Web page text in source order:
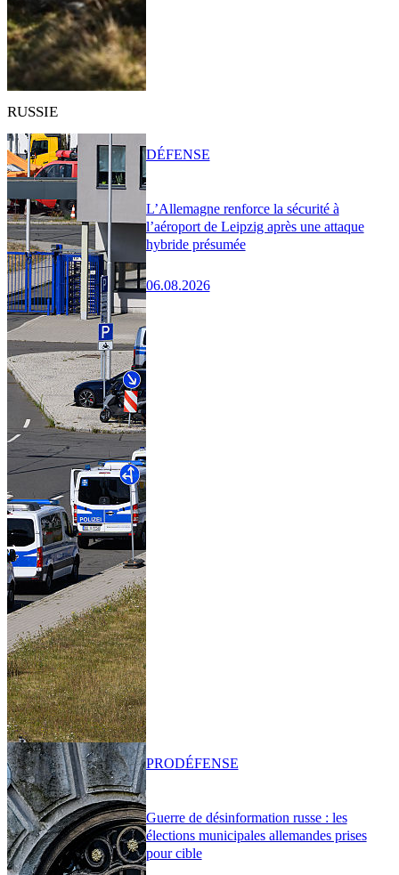
RUSSIE
L’Allemagne renforce la sécurité à
l’aéroport de Leipzig après une attaque
hybride présumée
06.08.2026
DÉFENSE
Guerre de désinformation russe : les
élections municipales allemandes prises
pour cible
PRODÉFENSE